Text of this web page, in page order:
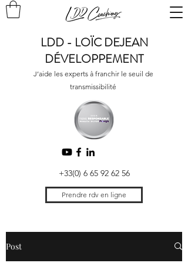
Prendre rdv en ligne
+33(0) 6 65 92 62 56
LDD - LOÏC DEJEAN
DÉVELOPPEMENT
J’aide les experts à franchir le seuil de
transmissibilité
Post